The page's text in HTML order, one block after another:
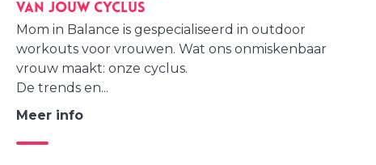
van jouw cyclus
Mom in Balance is gespecialiseerd in outdoor
workouts voor vrouwen. Wat ons onmiskenbaar
vrouw maakt: onze cyclus.
De trends en...
Meer info